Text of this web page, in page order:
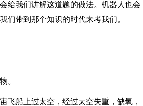
给我们讲解这道题的做法。机器人也会
们带到那个知识的时代来考我们。
。
飞船上过太空，经过太空失重，缺氧，